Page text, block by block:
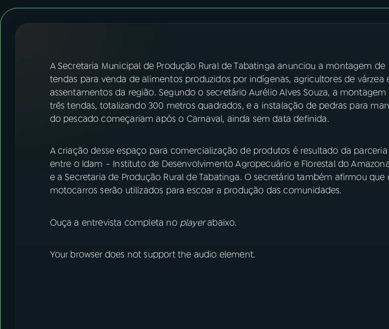
ACOMPANHE A RÁDIO NACIONAL
YouTube Facebook
Instagram X
A Secretaria Municipal de Produção Rural de Tabatinga anunciou a montagem de
tendas para venda de alimentos produzidos por indígenas, agricultores de várzea
assentamentos da região. Segundo o secretário Aurélio Alves Souza, a montagem
três tendas, totalizando 300 metros quadrados, e a instalação de pedras para
do pescado começariam após o Carnaval, ainda sem data definida.
A criação desse espaço para comercialização de produtos é resultado da parceria
entre o Idam – Instituto de Desenvolvimento Agropecuário e Florestal do
e a Secretaria de Produção Rural de Tabatinga. O secretário também afirmou que
motocarros serão utilizados para escoar a produção das comunidades.
Ouça a entrevista completa no playerabaixo.
Your browser does not support the audio element.